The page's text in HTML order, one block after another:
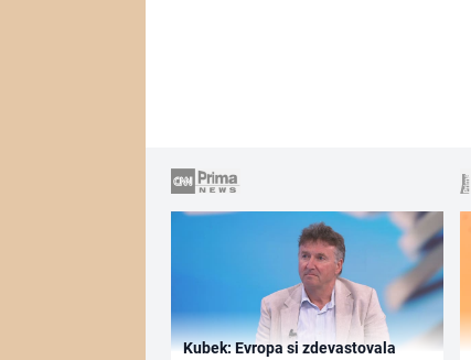
Kubek: Evropa si zdevastovala